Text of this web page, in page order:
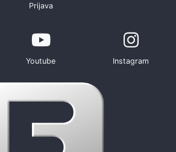
Prijava
Youtube Instagram